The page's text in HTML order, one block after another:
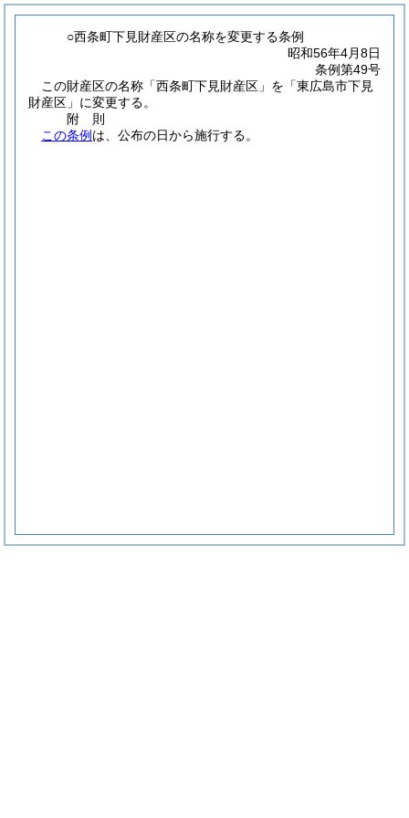
○西条町下見財産区の名称を変更する条例
昭和56年4月8日
条例第49号
この財産区の名称「西条町下見財産区」を「東広島市下見
財産区」に変更する。
附 則
この条例 は、公布の日から施行する。